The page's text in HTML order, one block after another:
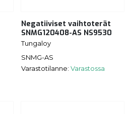
Negatiiviset vaihtoterät
SNMG120408-AS NS9530
Tungaloy
SNMG-AS
Varastotilanne: Varastossa